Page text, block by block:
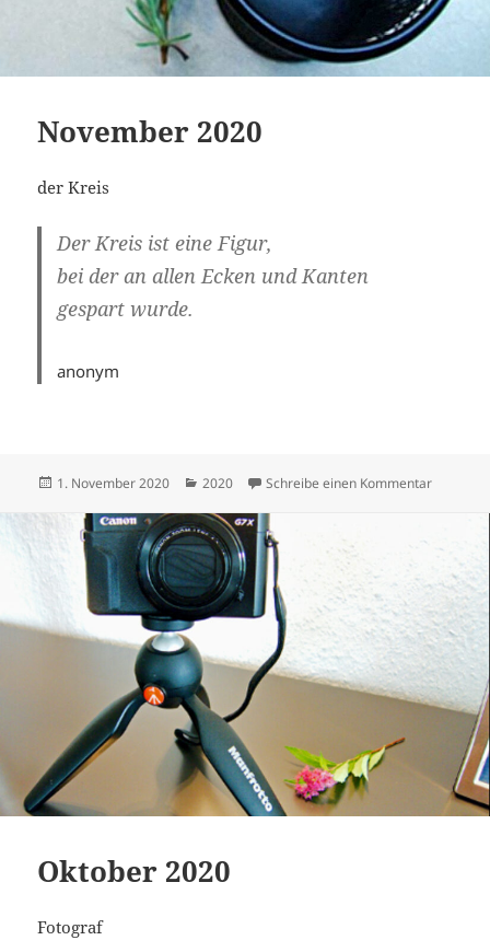
November 2020
der Kreis
Der Kreis ist eine Figur,
bei der an allen Ecken und Kanten
gespart wurde.
anonym
Veröffentlicht
1. November 2020 Kategorien
2020 Schreibe einen Kommentarzu
Oktober 2020
Fotograf